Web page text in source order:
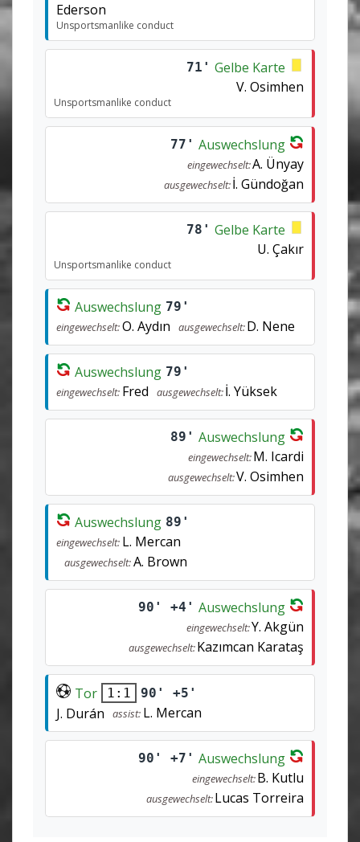
Ederson
Unsportsmanlike conduct
71' Gelbe Karte
V. Osimhen
Unsportsmanlike conduct
77' Auswechslung
eingewechselt:A. Ünyay
ausgewechselt:İ. Gündoğan
78' Gelbe Karte
U. Çakır
Unsportsmanlike conduct
Auswechslung 79'
eingewechselt:O. Aydın ausgewechselt:D. Nene
Auswechslung 79'
eingewechselt: Fred ausgewechselt:İ. Yüksek
89' Auswechslung
eingewechselt:M. Icardi
ausgewechselt:V. Osimhen
Auswechslung 89'
eingewechselt: L. Mercan
ausgewechselt:A. Brown
90' +4' Auswechslung
eingewechselt:Y. Akgün
ausgewechselt:Kazımcan Karataş
Tor 1:1 90' +5'
J. Durán assist: L. Mercan
90' +7' Auswechslung
eingewechselt:B. Kutlu
ausgewechselt:Lucas Torreira